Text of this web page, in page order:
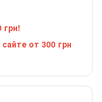
от 300 грн